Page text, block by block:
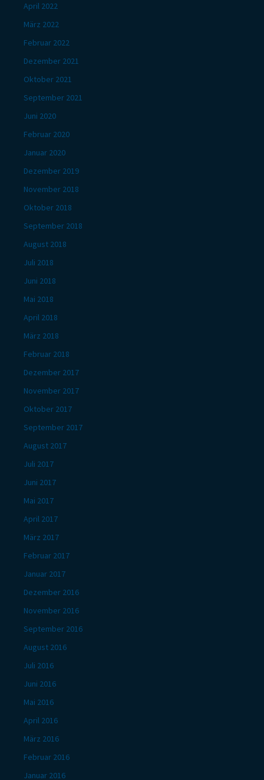
April 2022
März 2022
Februar 2022
Dezember 2021
Oktober 2021
September 2021
Juni 2020
Februar 2020
Januar 2020
Dezember 2019
November 2018
Oktober 2018
September 2018
August 2018
Juli 2018
Juni 2018
Mai 2018
April 2018
März 2018
Februar 2018
Dezember 2017
November 2017
Oktober 2017
September 2017
August 2017
Juli 2017
Juni 2017
Mai 2017
April 2017
März 2017
Februar 2017
Januar 2017
Dezember 2016
November 2016
September 2016
August 2016
Juli 2016
Juni 2016
Mai 2016
April 2016
März 2016
Februar 2016
Januar 2016